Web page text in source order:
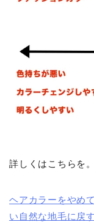
詳しくはこちらを。
ヘアカラーをやめ
い自然な地毛に戻